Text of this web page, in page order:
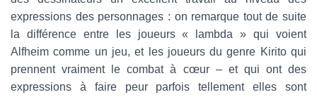
expressions des personnages : on remarque tout de suite
la différence entre les joueurs « lambda » qui voient
Alfheim comme un jeu, et les joueurs du genre Kirito qui
prennent vraiment le combat à cœur – et qui ont des
expressions à faire peur parfois tellement elles sont